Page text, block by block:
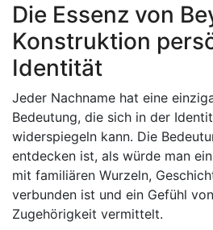
Die Essenz von
Konstruktion
Identität
Jeder Nachname hat eine
Bedeutung, die sich in der
widerspiegeln kann. Die
entdecken ist, als würde man
mit familiären Wurzeln,
verbunden ist und ein Gefühl
Zugehörigkeit vermittelt.